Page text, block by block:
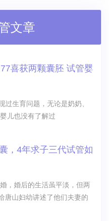
文章
喜获两颗囊胚 试管婴
过生育问题，无论是奶奶、
儿也没有了解过
，4年求子三代试管如
，婚后的生活虽平淡，但两
唐山妇幼讲述了他们夫妻的